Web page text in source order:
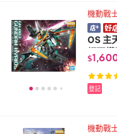
機動戰
OS 主
鋼彈模
$
登記
機動戰